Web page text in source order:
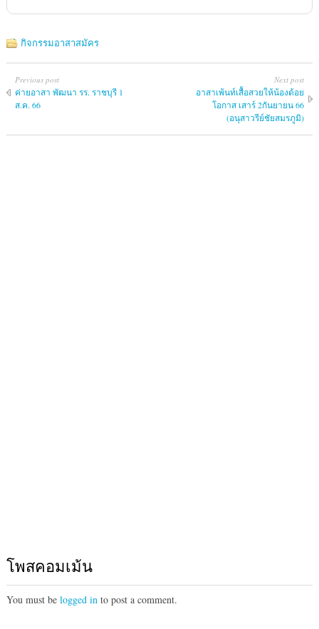
กิจกรรมอาสาสมัคร
Previous post
ค่ายอาสา พัฒนา รร. ราชบุรี 1
ส.ค. 66
Next post
อาสาเพ้นท์เสื้อสวยให้น้องด้อย
โอกาส เสาร์ 2กันยายน 66
(อนุสาวรีย์ชัยสมรภูมิ)
โพสคอมเม้น
You must be logged into post a comment.